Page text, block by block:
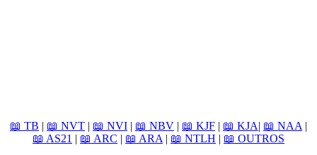
📖 TB | 📖 NVT | 📖 NVI | 📖 NBV | 📖 KJF | 📖 KJA| 📖 NAA |
📖 AS21 | 📖 ARC | 📖 ARA | 📖 NTLH | 📖 OUTROS